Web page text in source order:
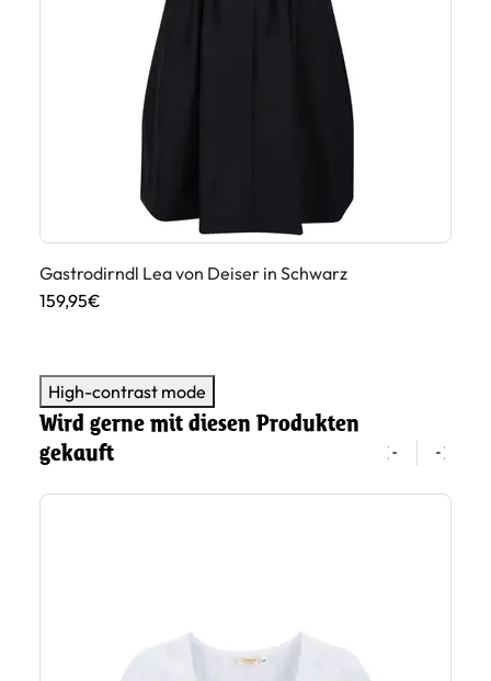
Gastrodirndl Lea von Deiser in Schwarz
159,95€
High-contrast mode
Wird gerne mit diesen Produkten
gekauft